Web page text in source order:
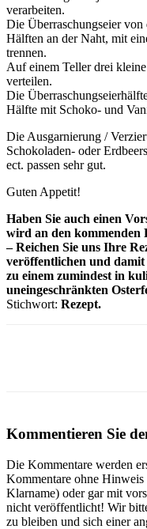
verarbeiten.
Die Überraschungseier
Hälften an der Naht, mit
trennen.
Auf einem Teller drei
verteilen.
Die
Hälfte mit Schoko- und
Die Ausgarnierung /
Schokoladen- oder
ect. passen sehr gut.
Guten Appetit!
Haben Sie auch einen
wird an den kommenden
– Reichen Sie uns Ihre
veröffentlichen und damit
zu einem zumindest in
uneingeschränkten
Stichwort: Rezept.
Kommentieren Sie
Die Kommentare werden
Kommentare ohne
Klarname) oder gar mit
nicht veröffentlicht! Wir
zu bleiben und sich einer